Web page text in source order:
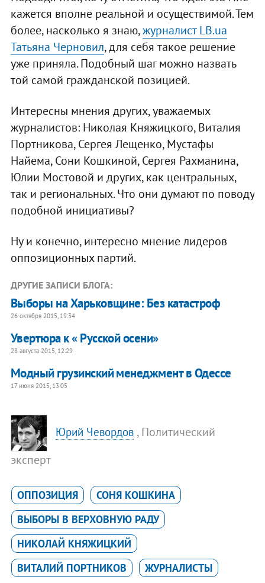
кажется вполне реальной и осуществимой. Тем
более, насколько я знаю,журналист LB.ua
Татьяна Черновил, для себя такое решение
уже приняла. Подобный шаг можно назвать
той самой гражданской позицией.
Интересны мнения других, уважаемых
журналистов: Николая Княжицкого, Виталия
Портникова, Сергея Лещенко, Мустафы
Найема, Сони Кошкиной, Сергея Рахманина,
Юлии Мостовой и других, как центральных,
так и региональных. Что они думают по поводу
подобной инициативы?
Ну и конечно, интересно мнение лидеров
оппозиционных партий.
ДРУГИЕ ЗАПИСИ БЛОГА:
Выборы на Харьковщине: Без катастроф
26 октября 2015, 19:34
Увертюра к « Русской осени»
28 августа 2015, 12:29
Модный грузинский менеджмент в Одессе
17 июня 2015, 13:05
Юрий Чевордов , Политический
эксперт
ОППОЗИЦИЯ
СОНЯ КОШКИНА
ВЫБОРЫ В ВЕРХОВНУЮ РАДУ
НИКОЛАЙ КНЯЖИЦКИЙ
ВИТАЛИЙ ПОРТНИКОВ
ЖУРНАЛИСТЫ